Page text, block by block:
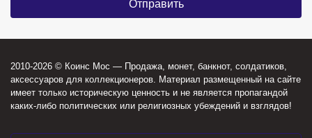
2010-2026 © Коинс Мос — Продажа, монет, банкнот, солдатиков,
аксессуаров для коллекционеров. Материал размещенный на сайте
имеет только историческую ценность и не является пропагандой
каких-либо политических или религиозных убеждений и взглядов!